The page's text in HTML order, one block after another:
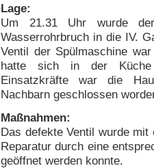
Lage:
Um 21.31 Uhr wurde
Wasserrohrbruch in die IV.
Ventil der Spülmaschine
hatte sich in der Küche
Einsatzkräfte war die
Nachbarn geschlossen
Maßnahmen:
Das defekte Ventil wurde
Reparatur durch eine
geöffnet werden konnte.